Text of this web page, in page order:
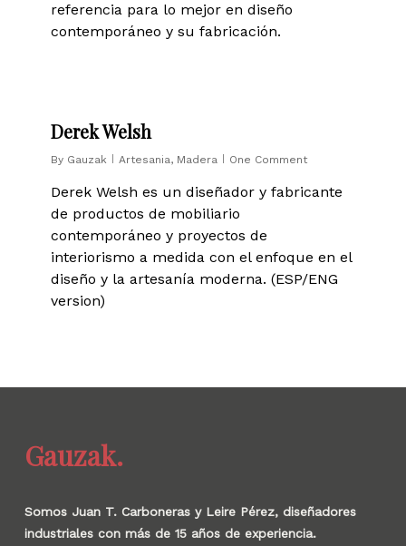
referencia para lo mejor en diseño
contemporáneo y su fabricación.
Derek Welsh
By Gauzak Artesania, Madera One Comment
Derek Welsh es un diseñador y fabricante
de productos de mobiliario
contemporáneo y proyectos de
interiorismo a medida con el enfoque en el
diseño y la artesanía moderna. (ESP/ENG
version)
Gauzak.
Somos Juan T. Carboneras y Leire Pérez, diseñadores
industriales con más de 15 años de experiencia.